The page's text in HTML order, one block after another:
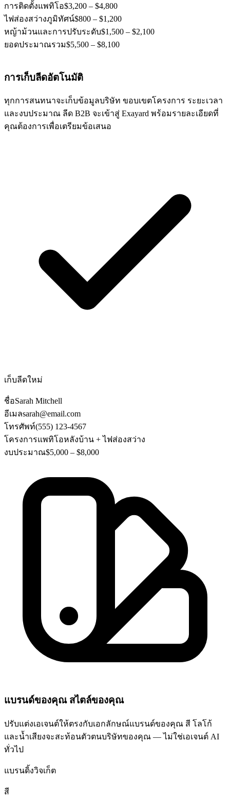
การติดตั้งแพทิโอ$3,200 – $4,800
ไฟส่องสว่างภูมิทัศน์$800 – $1,200
หญ้าม้วนและการปรับระดับ$1,500 – $2,100
ยอดประมาณรวม$5,500 – $8,100
การเก็บลีดอัตโนมัติ
ทุกการสนทนาจะเก็บข้อมูลบริษัท ขอบเขตโครงการ ระยะเวลา
และงบประมาณ ลีด B2B จะเข้าสู่ Exayard พร้อมรายละเอียดที่
คุณต้องการเพื่อเตรียมข้อเสนอ
เก็บลีดใหม่
ชื่อSarah Mitchell
อีเมลsarah@email.com
โทรศัพท์(555) 123-4567
โครงการแพทิโอหลังบ้าน + ไฟส่องสว่าง
งบประมาณ$5,000 – $8,000
แบรนด์ของคุณ สไตล์ของคุณ
ปรับแต่งเอเจนต์ให้ตรงกับเอกลักษณ์แบรนด์ของคุณ สี โลโก้
และน้ำเสียงจะสะท้อนตัวตนบริษัทของคุณ — ไม่ใช่เอเจนต์ AI
ทั่วไป
แบรนดิ้งวิจเก็ต
สี